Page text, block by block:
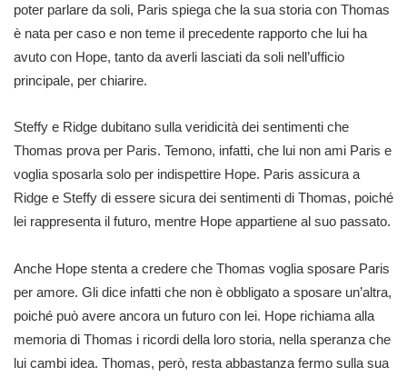
poter parlare da soli, Paris spiega che la sua storia con Thomas
è nata per caso e non teme il precedente rapporto che lui ha
avuto con Hope, tanto da averli lasciati da soli nell’ufficio
principale, per chiarire.
Steffy e Ridge dubitano sulla veridicità dei sentimenti che
Thomas prova per Paris. Temono, infatti, che lui non ami Paris e
voglia sposarla solo per indispettire Hope. Paris assicura a
Ridge e Steffy di essere sicura dei sentimenti di Thomas, poiché
lei rappresenta il futuro, mentre Hope appartiene al suo passato.
Anche Hope stenta a credere che Thomas voglia sposare Paris
per amore. Gli dice infatti che non è obbligato a sposare un’altra,
poiché può avere ancora un futuro con lei. Hope richiama alla
memoria di Thomas i ricordi della loro storia, nella speranza che
lui cambi idea. Thomas, però, resta abbastanza fermo sulla sua